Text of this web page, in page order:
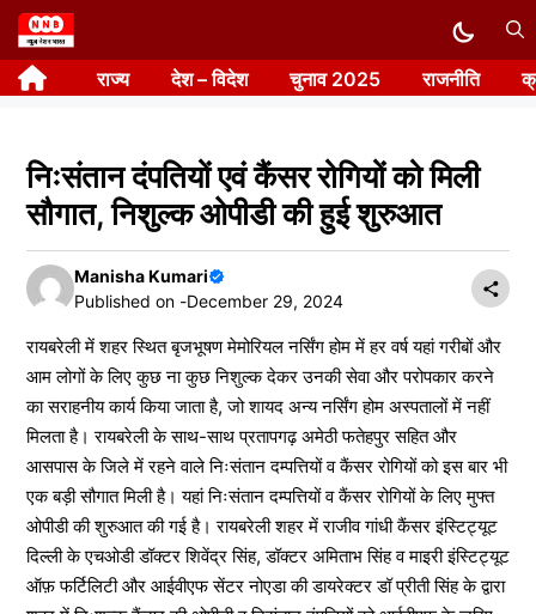
Skip
to
content राज्य देश – विदेश चुनाव 2025 राजनीति
निःसंतान दंपतियों एवं कैंसर रोगियों को मिली
सौगात, निशुल्क ओपीडी की हुई शुरुआत
Manisha Kumari
Published on -December 29, 2024
रायबरेली में शहर स्थित बृजभूषण मेमोरियल नर्सिंग होम में हर वर्ष यहां गरीबों और
आम लोगों के लिए कुछ ना कुछ निशुल्क देकर उनकी सेवा और परोपकार करने
का सराहनीय कार्य किया जाता है, जो शायद अन्य नर्सिंग होम अस्पतालों में नहीं
मिलता है। रायबरेली के साथ-साथ प्रतापगढ़ अमेठी फतेहपुर सहित और
आसपास के जिले में रहने वाले निःसंतान दम्पत्तियों व कैंसर रोगियों को इस बार भी
एक बड़ी सौगात मिली है। यहां निःसंतान दम्पत्तियों व कैंसर रोगियों के लिए मुफ्त
ओपीडी की शुरुआत की गई है। रायबरेली शहर में राजीव गांधी कैंसर इंस्टिट्यूट
दिल्ली के एचओडी डॉक्टर शिवेंद्र सिंह, डॉक्टर अमिताभ सिंह व माइरी इंस्टिट्यूट
ऑफ़ फर्टिलिटी और आईवीएफ सेंटर नोएडा की डायरेक्टर डॉ प्रीती सिंह के द्वारा